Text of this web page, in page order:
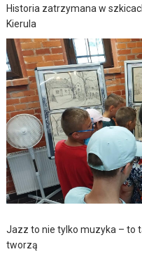
Historia zatrzymana w
Kierula
Jazz to nie tylko muzyka – to
tworzą